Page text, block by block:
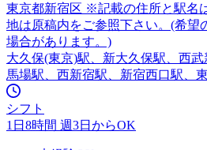
東京都新宿区 ※記載の住所と駅名
地は原稿内をご参照下さい。(希望
場合があります。)
大久保(東京)駅、新大久保駅、西
馬場駅、西新宿駅、新宿西口駅、
シフト
1日8時間 週3日からOK